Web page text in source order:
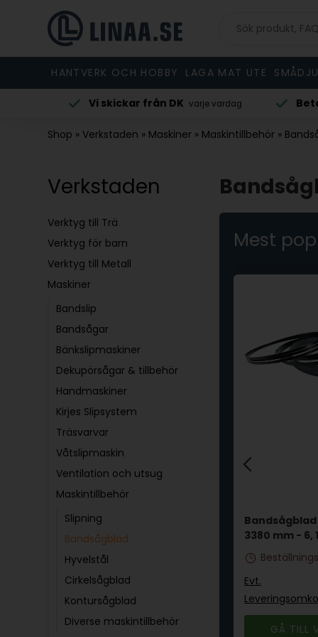
HANTVERK OCH HOBBY LAGA MAT UTE
Betala med Klarna vid beställning Beställ före
Shop »Verkstaden » Maskiner » Maskintillbehör »
Verkstaden
Verktyg till Trä
Verktyg för barn
Verktyg till Metall
Maskiner
Bandslip
Bandsågar
Bänkslipmaskiner
Dekupörsågar & tillbehör
Handmaskiner
Kirjes Slipsystem
Träsvarvar
Våtslipmaskin
Ventilation och utsug
Maskintillbehör
Slipning
Bandsågblad
Hyvelstål
Cirkelsågblad
Kontursågblad
Diverse maskintillbehör
Mest
Tandspetshärdade
16x2240 mm
I lager
Evt.
Leveringsomkostninger
3380 mm - 6,
Evt.
GÅ TILL